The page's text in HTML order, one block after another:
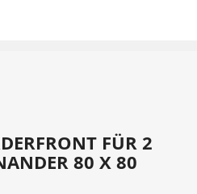
FÜR 2
80 X 80